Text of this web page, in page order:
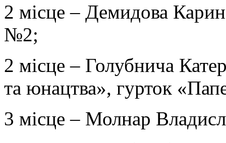
2 місце – Демидова
№2;
2 місце – Голубнича
та юнацтва», гурток
3 місце – Молнар